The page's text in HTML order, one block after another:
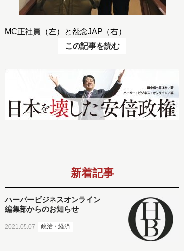
MC正社員（左）と怨念JAP（右）
この記事を読む
新着記事
ハーバービジネスオンライン
編集部からのお知らせ
2021.05.07 政治・経済